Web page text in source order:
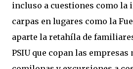
incluso a cuestiones como la
carpas en lugares como la
aparte la retahíla de
PSIU que copan las